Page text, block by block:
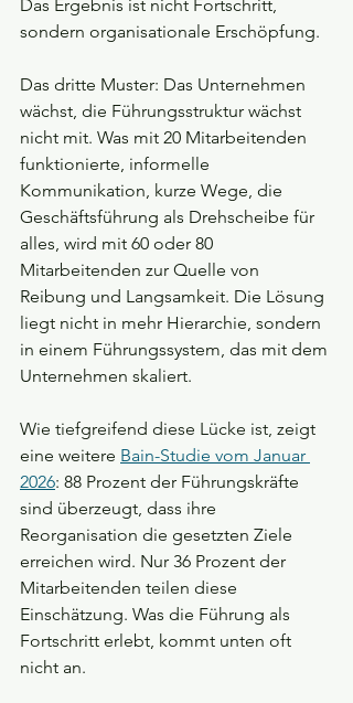
Das Ergebnis ist nicht Fortschritt,
sondern organisationale Erschöpfung.
Das dritte Muster: Das Unternehmen
wächst, die Führungsstruktur wächst
nicht mit. Was mit 20 Mitarbeitenden
funktionierte, informelle
Kommunikation, kurze Wege, die
Geschäftsführung als Drehscheibe für
alles, wird mit 60 oder 80
Mitarbeitenden zur Quelle von
Reibung und Langsamkeit. Die Lösung
liegt nicht in mehr Hierarchie, sondern
in einem Führungssystem, das mit dem
Unternehmen skaliert.
Wie tiefgreifend diese Lücke ist, zeigt
eine weitere Bain-Studie vom Januar
2026: 88 Prozent der Führungskräfte
sind überzeugt, dass ihre
Reorganisation die gesetzten Ziele
erreichen wird. Nur 36 Prozent der
Mitarbeitenden teilen diese
Einschätzung. Was die Führung als
Fortschritt erlebt, kommt unten oft
nicht an.